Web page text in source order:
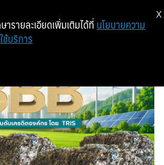
ารายละเอียดเพิ่มเติมได้ที่ นโยบายความ
ช้บริการ
X